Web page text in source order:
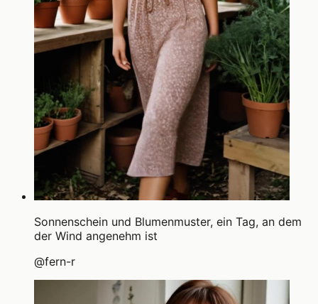
Sonnenschein und Blumenmuster, ein Tag, an dem
der Wind angenehm ist
@fern-r